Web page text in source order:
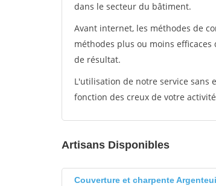
dans le secteur du bâtiment.
Avant internet, les méthodes de
méthodes plus ou moins
de résultat.
L'utilisation de notre service sans
fonction des creux de votre
Artisans Disponibles
Couverture et charpente